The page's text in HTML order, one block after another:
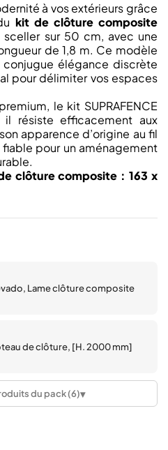
à vos extérieurs grâce
kit de clôture composite
sceller sur 50 cm, avec une
de 1,8 m. Ce modèle
élégance discrète
pour délimiter vos espaces
le kit SUPRAFENCE
résiste efficacement aux
apparence d’origine au fil
pour un aménagement
clôture composite : 163 x
Lame clôture composite
de clôture, [H. 2000 mm]
latéral pour poteau, [H. 2000
du pack (6)▾